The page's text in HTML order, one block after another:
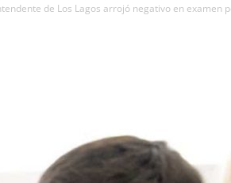
de Los Lagos arrojó negativo en examen